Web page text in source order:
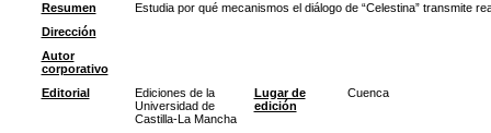
Resumen
Estudia por qué mecanismos el diálogo de “Celestina” transmite
Dirección
Autor
corporativo
Editorial
Ediciones de la
Universidad de
Castilla-La Mancha
Lugar de
edición
Cuenca